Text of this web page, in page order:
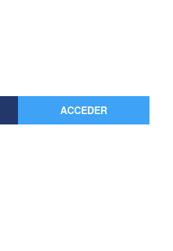
ACCEDER